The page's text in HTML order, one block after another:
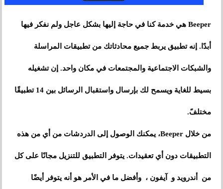
Beeper هي خدمة كنا في حاجة إليها بشكل عاجل ولم نفكر فيها
أبدًا. إنه تطبيق يربط جميع محادثاتك من تطبيقات المراسلة
والشبكات الاجتماعية والمجتمعات في مكان واحد. إن تشغيله
بسيط للغاية ويسمح لك بإرسال واستقبال الرسائل بين 14 تطبيقًا
مختلفً.
من خلال Beeper، يمكنك الوصول إلى الدردشات من أي من هذه
التطبيقات دون أي تعقيدات. يتوفر التطبيق للتنزيل مجانًا على كل
من أندرويد و آيفون ، وأفضل ما في الأمر هو أنه يتوفر أيضًا